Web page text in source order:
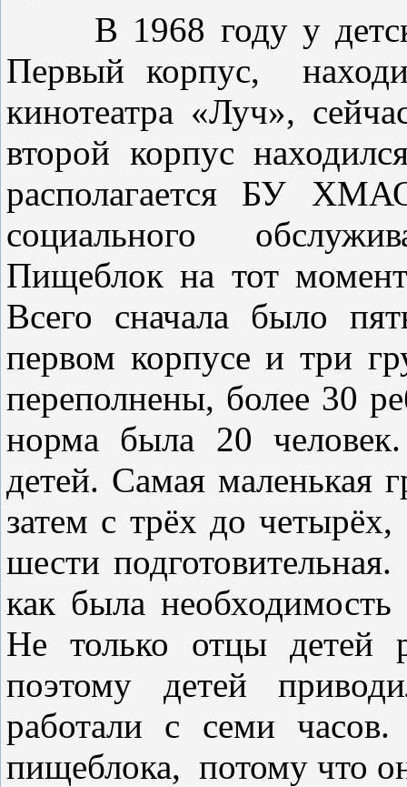
В 1968 году у
Первый корпус,
кинотеатра «Луч»,
второй корпус
располагается БУ
социального
Пищеблок на тот
Всего сначала было
первом корпусе и три
переполнены, более 30
норма была 20
детей. Самая маленькая
затем с трёх до
шести
как была необходимость
Не только отцы детей
поэтому детей
работали с семи
пищеблока, потому что